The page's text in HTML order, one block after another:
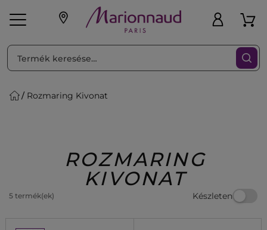
Parfüm
Beauty
Rozmaring Kivonat
ROZMARING
KIVONAT
5 termék(ek) Készleten
RENDEZéS Szűrő